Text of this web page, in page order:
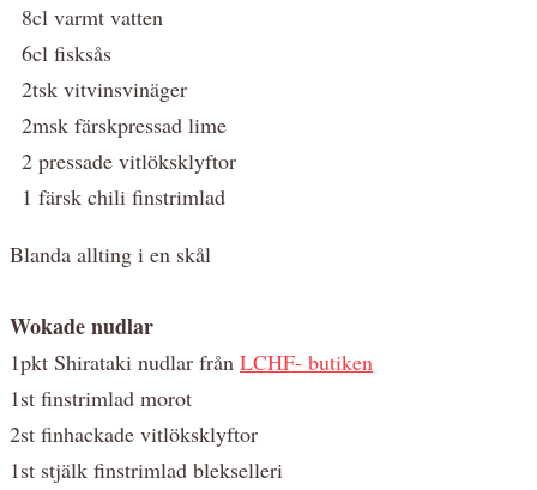
8cl varmt vatten
6cl fisksås
2tsk vitvinsvinäger
2msk färskpressad lime
2 pressade vitlöksklyftor
1 färsk chili finstrimlad
Blanda allting i en skål
Wokade nudlar
1pkt Shirataki nudlar från LCHF- butiken
1st finstrimlad morot
2st finhackade vitlöksklyftor
1st stjälk finstrimlad blekselleri